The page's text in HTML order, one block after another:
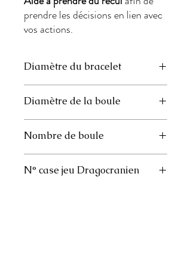
prendre les décisions en lien avec
vos actions.
Diamètre du bracelet
- Moyen Modèle : 6 cm
Diamètre de la boule
Nombre de boule
- Moyen Modèle : 33
N° case jeu Dragocranien